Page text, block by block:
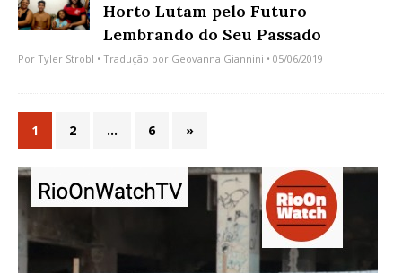
Horto Lutam pelo Futuro
Lembrando do Seu Passado
Por Tyler Strobl • Tradução por Geovanna Giannini • 05/06/2019
1 2 … 6 »